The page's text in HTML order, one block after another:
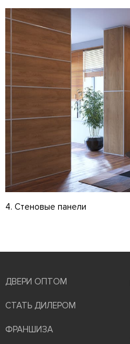
4. Стеновые панели
ДВЕРИ ОПТОМ
СТАТЬ ДИЛЕРОМ
ФРАНШИЗА